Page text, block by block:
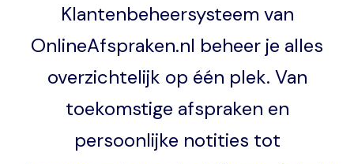
Klantenbeheersysteem van
OnlineAfspraken.nl beheer je alles
overzichtelijk op één plek. Van
toekomstige afspraken en
persoonlijke notities tot